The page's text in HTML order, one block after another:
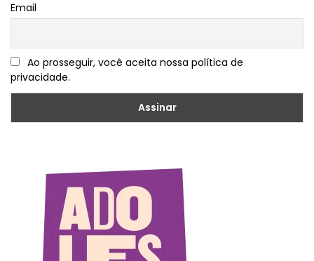
Email
Ao prosseguir, você aceita nossa política de
privacidade.